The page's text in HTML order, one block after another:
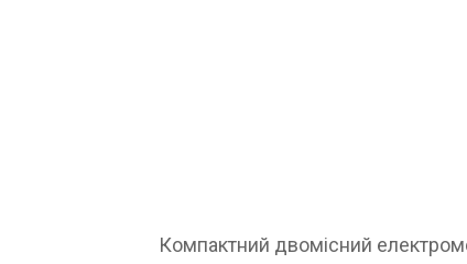
Компактний двомісний